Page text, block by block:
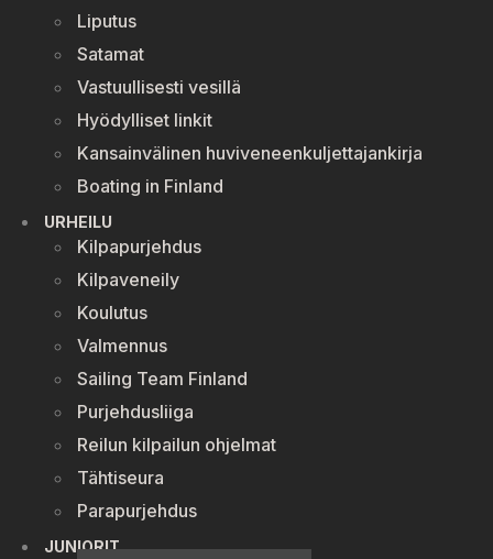
Liputus
Satamat
Vastuullisesti vesillä
Hyödylliset linkit
Kansainvälinen huviveneenkuljettajankirja
Boating in Finland
URHEILU
Kilpapurjehdus
Kilpaveneily
Koulutus
Valmennus
Sailing Team Finland
Purjehdusliiga
Reilun kilpailun ohjelmat
Tähtiseura
Parapurjehdus
JUNIORIT